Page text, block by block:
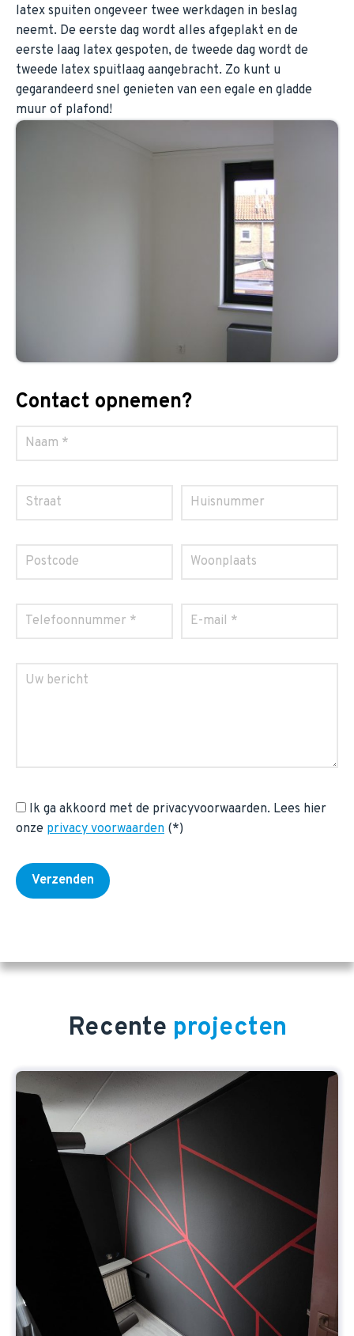
latex spuiten ongeveer twee werkdagen in beslag
neemt. De eerste dag wordt alles afgeplakt en de
eerste laag latex gespoten, de tweede dag wordt de
tweede latex spuitlaag aangebracht. Zo kunt u
gegarandeerd snel genieten van een egale en gladde
muur of plafond!
Contact opnemen?
Ik ga akkoord met de privacyvoorwaarden. Lees hier
onze privacy voorwaarden (*)
Recente projecten